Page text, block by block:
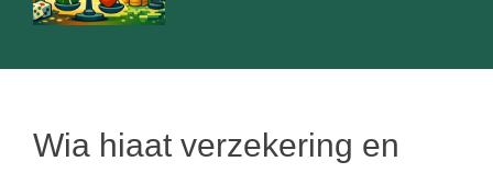
Wia hiaat verzekering en